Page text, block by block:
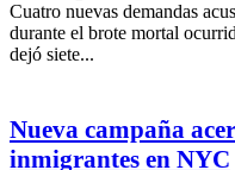
Cuatro nuevas demandas
durante el brote mortal
dejó siete...
Nueva campaña
inmigrantes en NYC